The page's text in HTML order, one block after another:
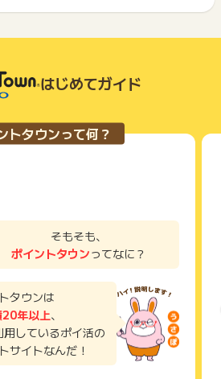
象となります。
をされる場合は、購入完了後、都度ポ
クスのリンクから楽天ブックスにアク
(ink-kakumei)
だあいかん(aikanhonpo)
天市場店(nunona)
自然の館】(shizennoyakata)
「はすや」(has)
リ21区(paris21)
す。
すが、実際は本だけでなくCDやDVD、
フトなど多種多様な商品を取り扱って
商品を購入することで、その月内はず
はじめてガイド
トタウンって何？
そもそも、
ポイントタウンってなに？
タウンは
年以上、
用しているポイ活の
サイトなんだ！